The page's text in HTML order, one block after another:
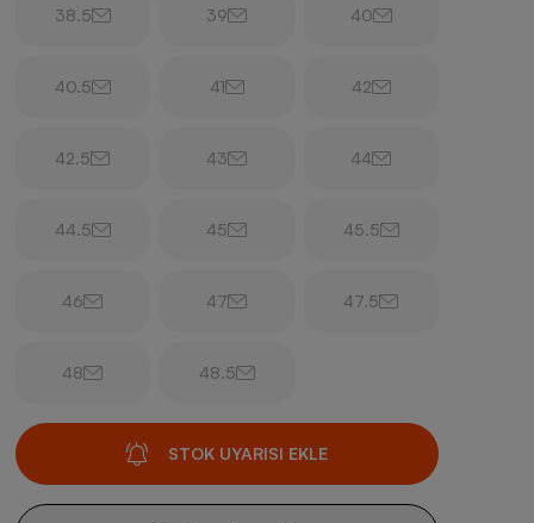
38.5 39 40
40.5 41 42
42.5 43 44
44.5 45 45.5
46 47 47.5
48 48.5
STOK UYARISI EKLE